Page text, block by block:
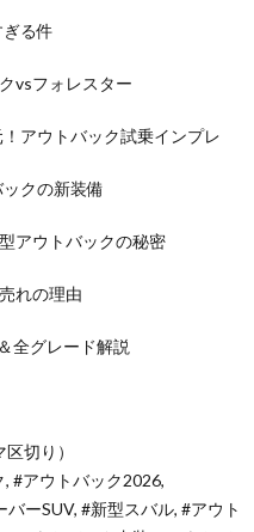
る件
vsフォレスター
アウトバック試乗インプレ
クの新装備
アウトバックの秘密
れの理由
全グレード解説
切り）
#アウトバック2026,
ーSUV, #新型スバル, #アウト